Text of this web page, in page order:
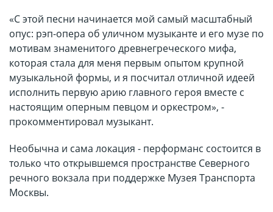
«С этой песни начинается мой самый масштабный
опус: рэп-опера об уличном музыканте и его музе по
мотивам знаменитого древнегреческого мифа,
которая стала для меня первым опытом крупной
музыкальной формы, и я посчитал отличной идеей
исполнить первую арию главного героя вместе с
настоящим оперным певцом и оркестром», -
прокомментировал музыкант.
Необычна и сама локация - перформанс состоится в
только что открывшемся пространстве Северного
речного вокзала при поддержке Музея Транспорта
Москвы.